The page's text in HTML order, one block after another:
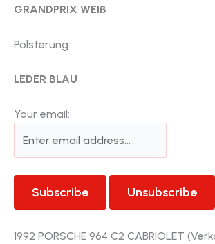
GRANDPRIX WEIß
Polsterung:
LEDER BLAU
Your email:
1992 PORSCHE 964 C2 CABRIOLET